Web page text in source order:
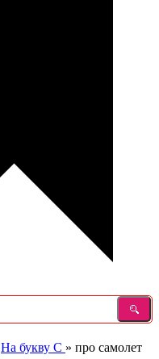
На букву С » про самолет